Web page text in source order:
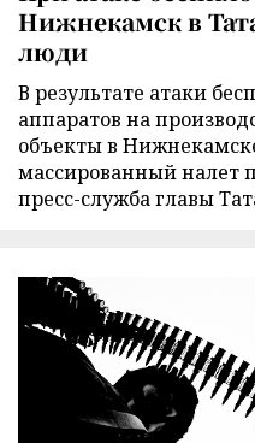
Нижнекамск в
люди
В результате атаки
аппаратов на
объекты в
массированный налет
пресс-служба главы